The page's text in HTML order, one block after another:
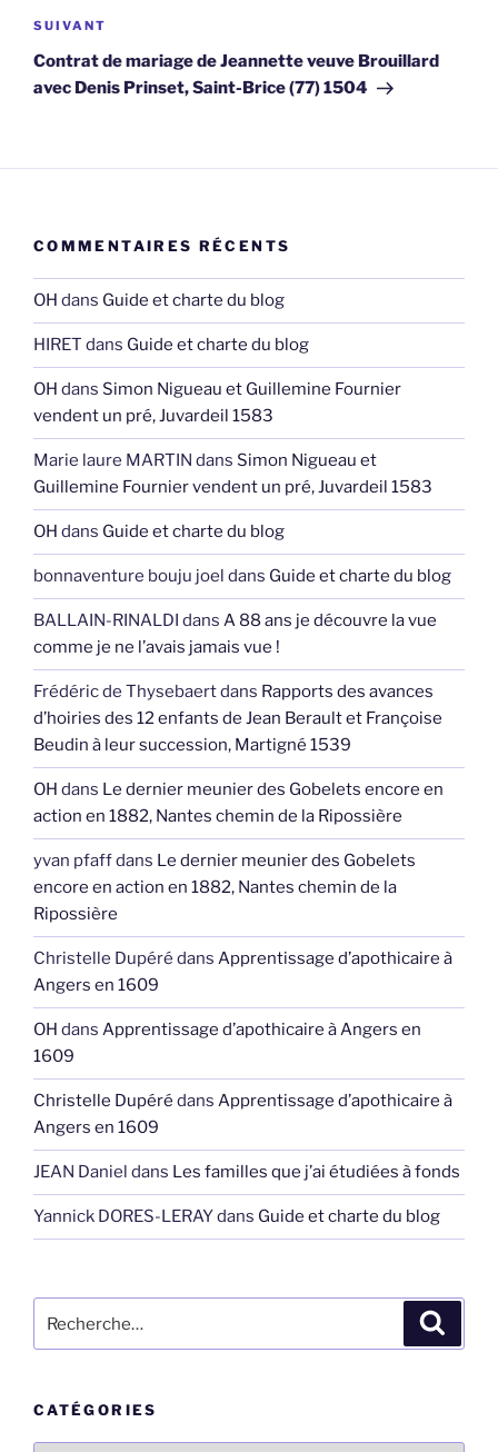
Article
suivant
SUIVANT
Contrat de mariage de Jeannette veuve Brouillard
avec Denis Prinset, Saint-Brice (77) 1504
COMMENTAIRES RÉCENTS
OH dans Guide et charte du blog
HIRET dans Guide et charte du blog
OH dans Simon Nigueau et Guillemine Fournier
vendent un pré, Juvardeil 1583
Marie laure MARTIN dans Simon Nigueau et
Guillemine Fournier vendent un pré, Juvardeil 1583
OH dans Guide et charte du blog
bonnaventure bouju joel dans Guide et charte du blog
BALLAIN-RINALDI dans A 88 ans je découvre la vue
comme je ne l’avais jamais vue !
Frédéric de Thysebaertdans Rapports des avances
d’hoiries des 12 enfants de Jean Berault et Françoise
Beudin à leur succession, Martigné 1539
OH dans Le dernier meunier des Gobelets encore en
action en 1882, Nantes chemin de la Ripossière
yvan pfaffdans Le dernier meunier des Gobelets
encore en action en 1882, Nantes chemin de la
Ripossière
Christelle Dupéré dans Apprentissage d’apothicaire à
Angers en 1609
OH dans Apprentissage d’apothicaire à Angers en
1609
Christelle Dupéré dans Apprentissage d’apothicaire à
Angers en 1609
JEAN Daniel dans Les familles que j’ai étudiées à fonds
Yannick DORES-LERAYdans Guide et charte du blog
pour
CATÉGORIES